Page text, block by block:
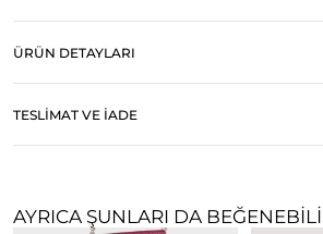
ÜRÜN DETAYLARI
TESLIMAT VE İADE
AYRICA ŞUNLARI DA